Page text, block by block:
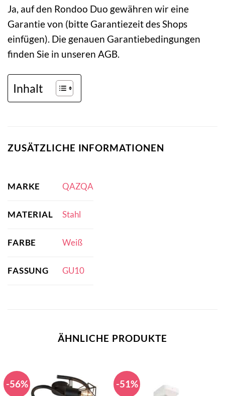
Ja, auf den Rondoo Duo gewähren wir eine
Garantie von (bitte Garantiezeit des Shops
einfügen). Die genauen Garantiebedingungen
finden Sie in unseren AGB.
Inhalt
ZUSÄTZLICHE INFORMATIONEN
MARKE QAZQA
MATERIAL Stahl
FARBE Weiß
FASSUNG GU10
ÄHNLICHE PRODUKTE
-56% -51%